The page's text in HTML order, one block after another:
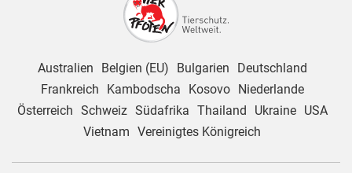
Australien Belgien (EU) Bulgarien
Deutschland
Frankreich
Kambodscha Kosovo
Niederlande
Österreich Schweiz Südafrika Thailand Ukraine
USA
Vietnam Vereinigtes Königreich